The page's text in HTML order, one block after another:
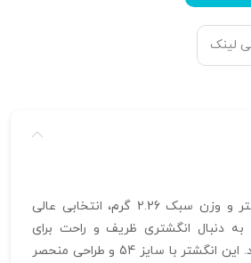
لینک
با ضخامت 1.5 میلی‌متر و وزن سبک 2.26 گرم، انتخابی عالی
دنبال انگشتری ظریف و راحت برای
استفاده روزمره هستند. این انگشتر با سایز 54 و طراحی منحصر